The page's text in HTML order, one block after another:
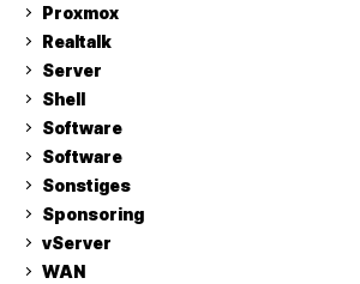
Proxmox
Realtalk
Server
Shell
Software
Software
Sonstiges
Sponsoring
vServer
WAN